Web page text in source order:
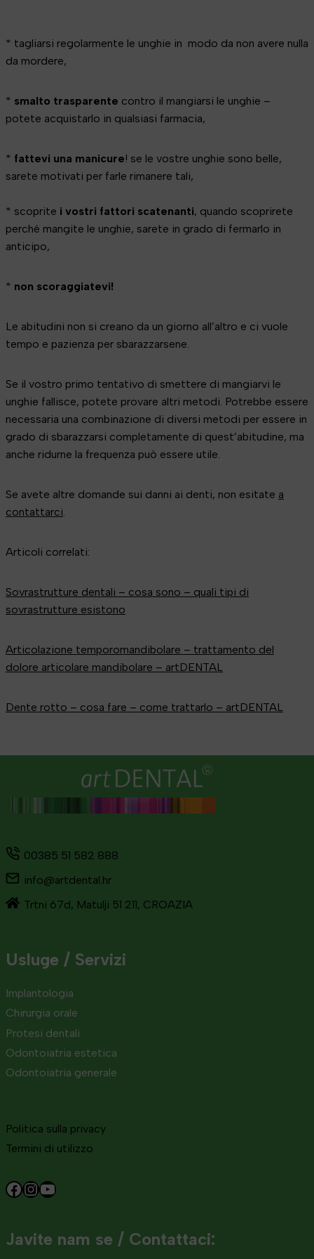
* tagliarsi regolarmente le unghie in modo da non avere nulla
da mordere,
* smalto trasparente contro il mangiarsi le unghie –
potete acquistarlo in qualsiasi farmacia,
* fattevi una manicure! se le vostre unghie sono belle,
sarete motivati per farle rimanere tali,
* scoprite i vostri fattori scatenanti, quando scoprirete
perché mangite le unghie, sarete in grado di fermarlo in
anticipo,
* non scoraggiatevi!
Le abitudini non si creano da un giorno all’altro e ci vuole
tempo e pazienza per sbarazzarsene.
Se il vostro primo tentativo di smettere di mangiarvi le
unghie fallisce, potete provare altri metodi. Potrebbe essere
necessaria una combinazione di diversi metodi per essere in
grado di sbarazzarsi completamente di quest’abitudine, ma
anche ridurne la frequenza può essere utile.
Se avete altre domande sui danni ai denti, non esitate a
contattarci.
Articoli correlati:
Sovrastrutture dentali – cosa sono – quali tipi di
sovrastrutture esistono
Articolazione temporomandibolare – trattamento del
dolore articolare mandibolare – artDENTAL
Dente rotto – cosa fare – come trattarlo – artDENTAL
00385 51 582 888
info@artdental.hr
Trtni 67d, Matulji 51 211, CROAZIA
Usluge / Servizi
Implantologia
Chirurgia orale
Protesi dentali
Odontoiatria estetica
Odontoiatria generale
Politica sulla privacy
Termini di utilizzo
Facebook
Instagram
YouTube
Javite nam se / Contattaci: